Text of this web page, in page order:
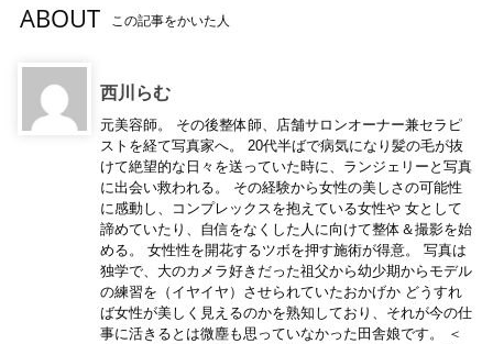
ABOUT この記事をかいた人
西川らむ
元美容師。 その後整体師、店舗サロンオーナー兼セラピ
ストを経て写真家へ。 20代半ばで病気になり髪の毛が抜
けて絶望的な日々を送っていた時に、ランジェリーと写真
に出会い救われる。 その経験から女性の美しさの可能性
に感動し、コンプレックスを抱えている女性や 女として
諦めていたり、自信をなくした人に向けて整体＆撮影を始
める。 女性性を開花するツボを押す施術が得意。 写真は
独学で、大のカメラ好きだった祖父から幼少期からモデル
の練習を（イヤイヤ）させられていたおかげか どうすれ
ば女性が美しく見えるのかを熟知しており、それが今の仕
事に活きるとは微塵も思っていなかった田舎娘です。 ＜